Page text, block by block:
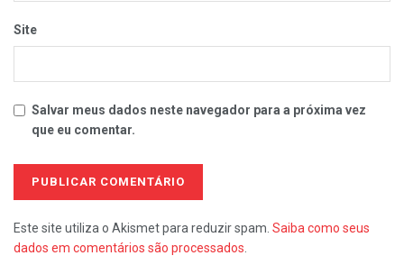
Site
Salvar meus dados neste navegador para a próxima vez
que eu comentar.
Este site utiliza o Akismet para reduzir spam. Saiba como seus
dados em comentários são processados